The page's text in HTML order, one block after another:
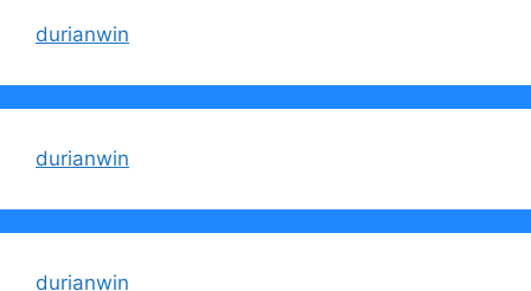
durianwin
durianwin
durianwin